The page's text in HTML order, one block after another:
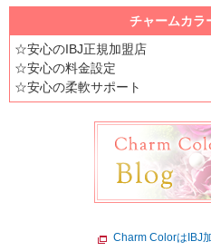
チャームカラ
☆安心のIBJ正規加盟店
☆安心の料金設定
☆安心の柔軟サポート
Charm ColorはIBJ